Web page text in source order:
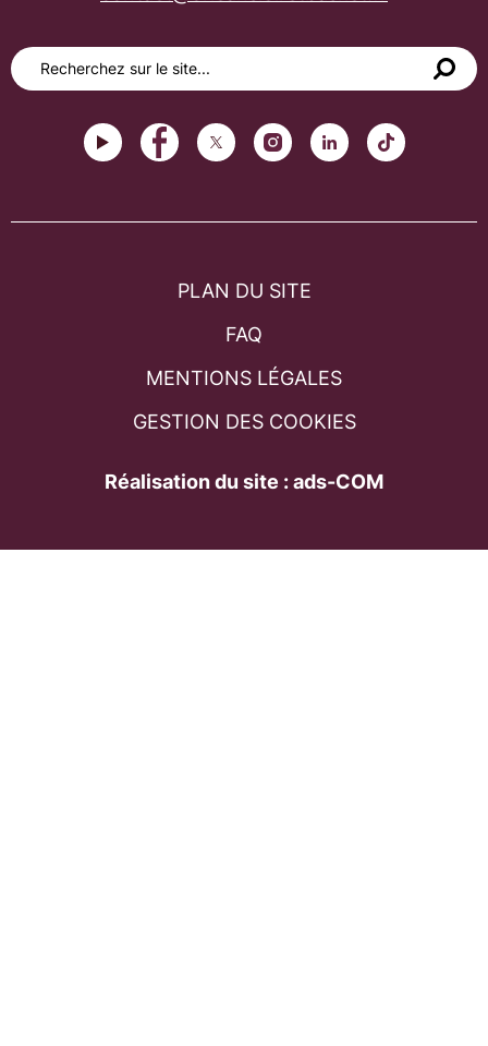
PLAN DU SITE
FAQ
MENTIONS LÉGALES
GESTION DES COOKIES
Réalisation du site : ads-COM